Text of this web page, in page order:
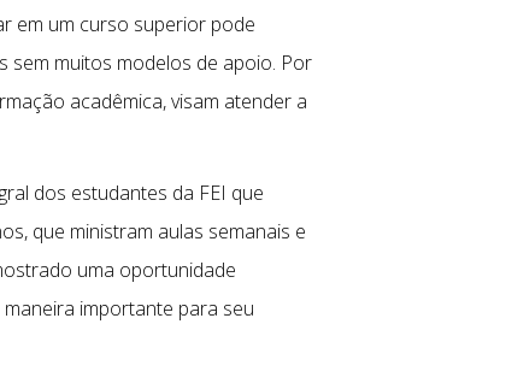
em um curso superior pode
sem muitos modelos de apoio. Por
acadêmica, visam atender a
dos estudantes da FEI que
que ministram aulas semanais e
uma oportunidade
importante para seu